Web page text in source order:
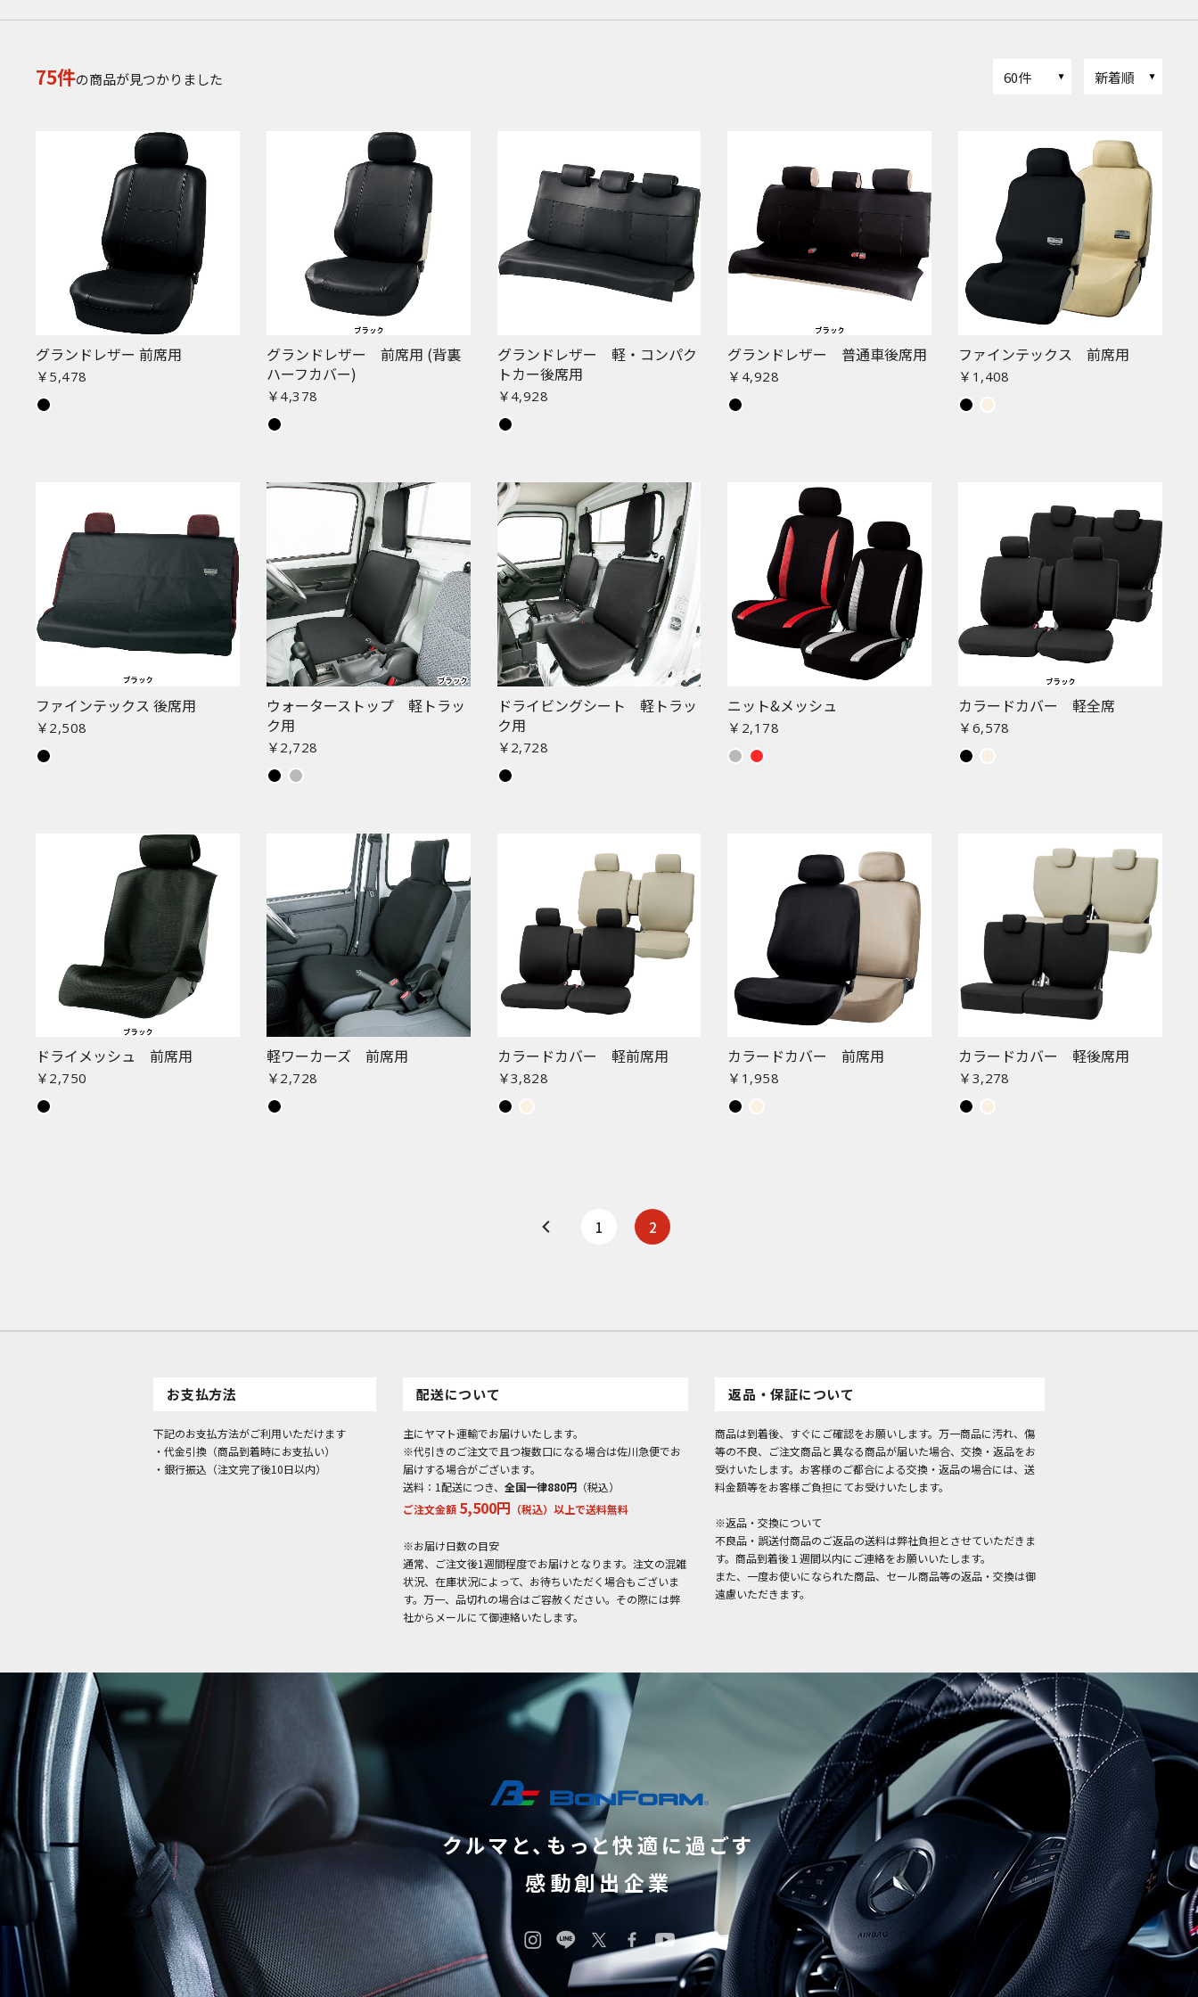
75件の商品が見つかりました 60件 新着順
グランドレザー 前席用
￥5,478
グランドレザー 前席用 (背裏
ハーフカバー)
￥4,378
グランドレザー 軽・コンパク
トカー後席用
￥4,928
グランドレザー 普通車後席用
￥4,928
ファインテックス 前席用
￥1,408
ファインテックス 後席用
￥2,508
ウォーターストップ 軽トラッ
ク用
￥2,728
ドライビングシート 軽トラッ
ク用
￥2,728
ニット&メッシュ
￥2,178
カラードカバー 軽全席
￥6,578
ドライメッシュ 前席用
￥2,750
軽ワーカーズ 前席用
￥2,728
カラードカバー 軽前席用
￥3,828
カラードカバー 前席用
￥1,958
カラードカバー 軽後席用
￥3,278
お買い物を続ける カートへ進む
1 2
お支払方法
下記のお支払方法がご利用いただけます
・代金引換（商品到着時にお支払い）
・銀行振込（注文完了後10日以内）
配送について
主にヤマト運輸でお届けいたします。
※代引きのご注文で且つ複数口になる場合は佐川急便でお
届けする場合がございます。
送料：1配送につき、 全国一律880円 （税込）
ご注文金額 5,500円 （税込）以上で送料無料
※お届け日数の目安
通常、ご注文後1週間程度でお届けとなります。注文の混雑
状況、在庫状況によって、お待ちいただく場合もございま
す。万一、品切れの場合はご容赦ください。その際には弊
社からメールにて御連絡いたします。
返品・保証について
商品は到着後、すぐにご確認をお願いします。万一商品に汚れ、傷
等の不良、ご注文商品と異なる商品が届いた場合、交換・返品をお
受けいたします。お客様のご都合による交換・返品の場合には、送
料金額等をお客様ご負担にてお受けいたします。
※返品・交換について
不良品・誤送付商品のご返品の送料は弊社負担とさせていただきま
す。商品到着後１週間以内にご連絡をお願いいたします。
また、一度お使いになられた商品、セール商品等の返品・交換は御
遠慮いただきます。
クルマと、もっと快適に過ごす
感動創出企業